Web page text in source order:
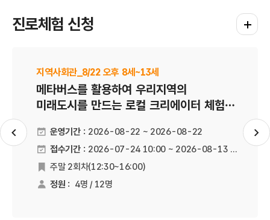
진로체험 신청
지역사회관_8/22 오후 8세~13세
메타버스를 활용하여 우리지역의
미래도시를 만드는 로컬 크리에이터 체험을
운영기간 : 2026-08-22 ~ 2026-08-22
접수기간 :
2026-07-24 10:00 ~ 2026-08-13 18:00
운영회차
주말 2회차(12:30~16:00)
정원 : 4명 / 12명
슬라이드 이전 슬
진로체